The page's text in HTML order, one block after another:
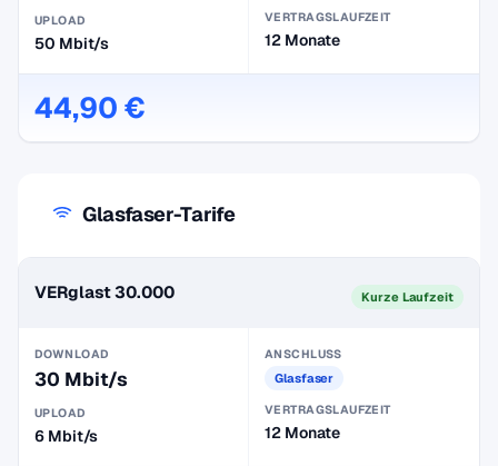
UPLOAD
50 Mbit/s
VERTRAGSLAUFZEIT
12 Monate
44,90 €
Glasfaser-Tarife
VERglast 30.000 Kurze Laufzeit
DOWNLOAD
30 Mbit/s
UPLOAD
6 Mbit/s
ANSCHLUSS
Glasfaser
VERTRAGSLAUFZEIT
12 Monate